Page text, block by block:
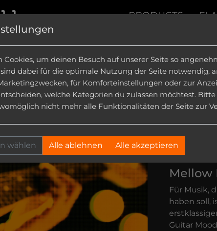
PRODUCTS
Mellow
Für Musik,
haben soll,
Guitar
Cookies, um deinen Besuch auf unserer Seite so
sind dabei für die optimale Nutzung der Seite notwendig,
für Komforteinstellungen oder zur
welche Kategorien du zulassen möchtest.
nicht mehr alle Funktionalitäten der Seite zur
wählen Alle ablehnen Alle akzeptieren